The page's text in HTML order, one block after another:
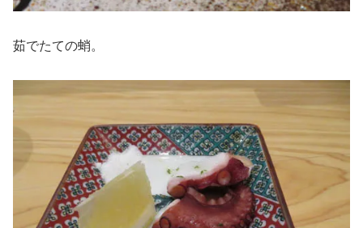
茹でたての蛸。